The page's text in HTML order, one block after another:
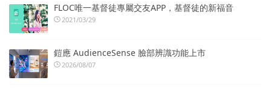
FLOC唯一基督徒專屬交友APP，基督徒的新福音
2021/03/29
鎧應 AudienceSense 臉部辨識功能上市
2026/08/07